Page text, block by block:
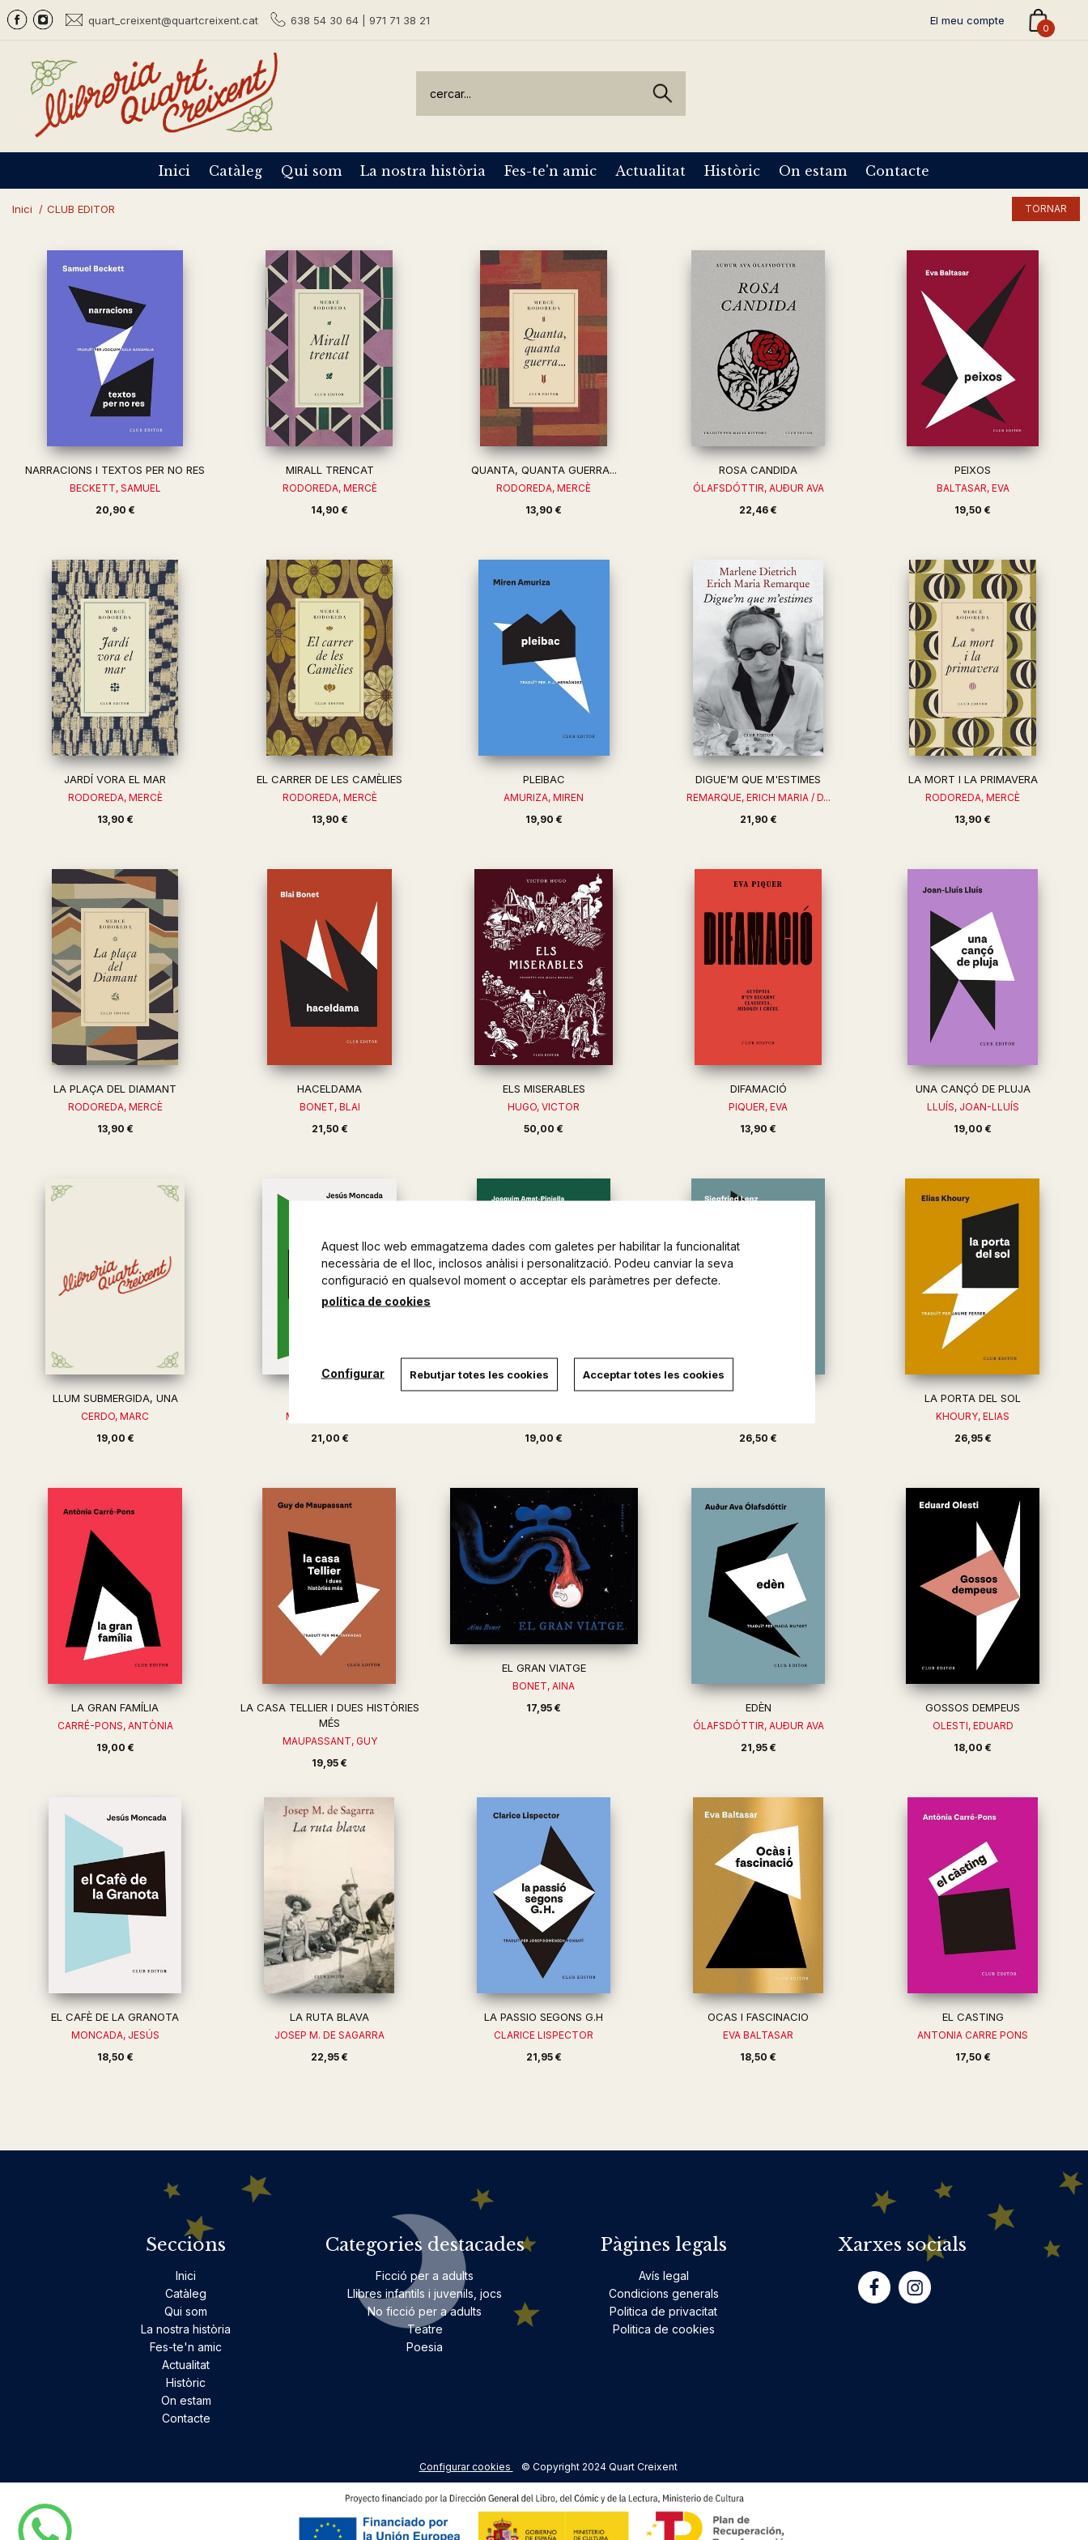
quart_creixent@quartcreixent.cat 638 54 30 64 | 971 71 38 21 El meu compte
0
Inici Catàleg Qui som La nostra història Fes-te'n amic Actualitat Històric On estam Contacte
Inici / CLUB EDITOR TORNAR
NARRACIONS I TEXTOS PER NO RES
BECKETT, SAMUEL
20,90 €
MIRALL TRENCAT
RODOREDA, MERCÈ
14,90 €
QUANTA, QUANTA GUERRA...
RODOREDA, MERCÈ
13,90 €
ROSA CANDIDA
ÓLAFSDÓTTIR, AUÐUR AVA
22,46 €
PEIXOS
BALTASAR, EVA
19,50 €
JARDÍ VORA EL MAR
RODOREDA, MERCÈ
13,90 €
EL CARRER DE LES CAMÈLIES
RODOREDA, MERCÈ
13,90 €
PLEIBAC
AMURIZA, MIREN
19,90 €
DIGUE'M QUE M'ESTIMES
REMARQUE, ERICH MARIA / D...
21,90 €
LA MORT I LA PRIMAVERA
RODOREDA, MERCÈ
13,90 €
LA PLAÇA DEL DIAMANT
RODOREDA, MERCÈ
13,90 €
HACELDAMA
BONET, BLAI
21,50 €
ELS MISERABLES
HUGO, VICTOR
50,00 €
DIFAMACIÓ
PIQUER, EVA
13,90 €
UNA CANÇÓ DE PLUJA
LLUÍS, JOAN-LLUÍS
19,00 €
LLUM SUBMERGIDA, UNA
CERDO, MARC
19,00 €
MONCADA, JESÚS
21,00 €
19,00 €
26,50 €
LA PORTA DEL SOL
KHOURY, ELIAS
26,95 €
LA GRAN FAMÍLIA
CARRÉ-PONS, ANTÒNIA
19,00 €
LA CASA TELLIER I DUES HISTÒRIES
MÉS
MAUPASSANT, GUY
19,95 €
EL GRAN VIATGE
BONET, AINA
17,95 €
EDÈN
ÓLAFSDÓTTIR, AUÐUR AVA
21,95 €
GOSSOS DEMPEUS
OLESTI, EDUARD
18,00 €
EL CAFÈ DE LA GRANOTA
MONCADA, JESÚS
18,50 €
LA RUTA BLAVA
JOSEP M. DE SAGARRA
22,95 €
LA PASSIO SEGONS G.H
CLARICE LISPECTOR
21,95 €
OCAS I FASCINACIO
EVA BALTASAR
18,50 €
EL CASTING
ANTONIA CARRE PONS
17,50 €
Seccions
Inici
Catàleg
Qui som
La nostra història
Fes-te'n amic
Actualitat
Històric
On estam
Contacte
Categories destacades
Ficció per a adults
Llibres infantils i juvenils, jocs
No ficció per a adults
Teatre
Poesia
Pàgines legals
Avís legal
Condicions generals
Politica de privacitat
Politica de cookies
Xarxes socials
Configurar cookies © Copyright 2024 Quart Creixent
Aquest lloc web emmagatzema dades com galetes per habilitar la funcionalitat
necessària de el lloc, inclosos anàlisi i personalització. Podeu canviar la seva
configuració en qualsevol moment o acceptar els paràmetres per defecte.
política de cookies
Configurar Rebutjar totes les cookies Acceptar totes les cookies